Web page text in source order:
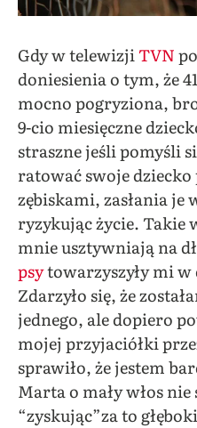
Gdy w telewizjiTVN
doniesienia o tym, że
mocno pogryziona,
9-cio miesięczne
straszne jeśli pomyśli
ratować swoje
zębiskami, zasłania je
ryzykując życie. Takie
mnie usztywniają na
psytowarzyszyły mi
Zdarzyło się, że
jednego, ale dopiero
mojej przyjaciółki
sprawiło, że jestem
Marta o mały włos nie
“zyskując”za to